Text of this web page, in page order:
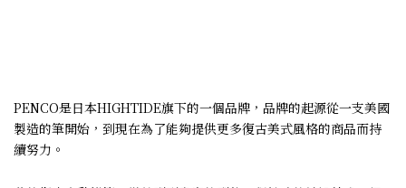
PENCO是日本HIGHTIDE旗下的一個品牌，品牌的起源從一支美國
製造的筆開始，到現在為了能夠提供更多復古美式風格的商品而持
續努力。